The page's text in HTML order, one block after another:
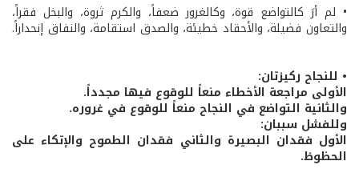
• لم أرَ كالتواضع قوة، وكالغرور ضعفاً، والكرم ثروة، والبخل فقراً،
والتعاون فضيلة، والأحقاد خطيئة، والصدق استقامة، والنفاق إنحداراً.
• للنجاح ركيزتان:
الأولى مراجعة الأخطاء منعاً للوقوع فيها مجدداً.
والثانية التواضع في النجاح منعاً للوقوع في غروره.
وللفشل سببان:
الأول فقدان البصيرة والثاني فقدان الطموح والإتكاء على
الحظوظ.